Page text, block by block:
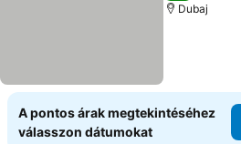
Dubaj
A pontos árak megtekintéséhez
válasszon dátumokat